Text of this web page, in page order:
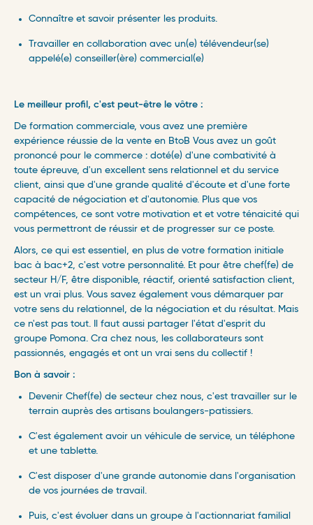
Connaître et savoir présenter les produits.
Travailler en collaboration avec un(e) télévendeur(se)
appelé(e) conseiller(ère) commercial(e)
Le meilleur profil, c'est peut-être le vôtre :
De formation commerciale, vous avez une première
expérience réussie de la vente en BtoB Vous avez un goût
prononcé pour le commerce : doté(e) d'une combativité à
toute épreuve, d'un excellent sens relationnel et du service
client, ainsi que d'une grande qualité d'écoute et d'une forte
capacité de négociation et d'autonomie. Plus que vos
compétences, ce sont votre motivation et et votre ténaicité qui
vous permettront de réussir et de progresser sur ce poste.
Alors, ce qui est essentiel, en plus de votre formation initiale
bac à bac+2, c'est votre personnalité. Et pour être chef(fe) de
secteur H/F, être disponible, réactif, orienté satisfaction client,
est un vrai plus. Vous savez également vous démarquer par
votre sens du relationnel, de la négociation et du résultat. Mais
ce n'est pas tout. Il faut aussi partager l'état d'esprit du
groupe Pomona. Cra chez nous, les collaborateurs sont
passionnés, engagés et ont un vrai sens du collectif !
Bon à savoir :
Devenir Chef(fe) de secteur chez nous, c'est travailler sur le
terrain auprès des artisans boulangers-patissiers.
C'est également avoir un véhicule de service, un téléphone
et une tablette.
C'est disposer d'une grande autonomie dans l'organisation
de vos journées de travail.
Puis, c'est évoluer dans un groupe à l'actionnariat familial